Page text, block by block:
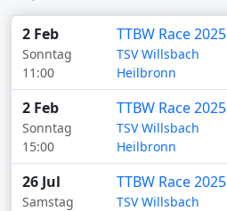
2 Feb
Sonntag
11:00
TTBW Race 2025
TSV Willsbach
Heilbronn
2 Feb
Sonntag
15:00
TTBW Race 2025
TSV Willsbach
Heilbronn
26 Jul
Samstag
TTBW Race 2025
TSV Willsbach